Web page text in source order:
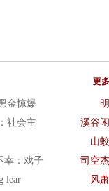
更
金惊爆
社会主 溪谷
山
幸：戏子 司空
lear 风